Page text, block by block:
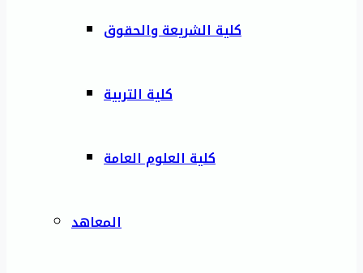
كلية الشريعة والحقوق
كلية التربية
كلية العلوم العامة
المعاهد